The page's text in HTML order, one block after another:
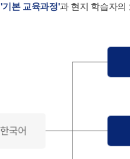
'기본 교육과정'과 현지 학습자의